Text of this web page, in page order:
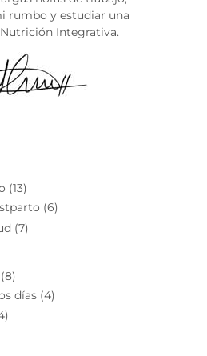
rumbo y estudiar una
Integrativa.
(13)
(6)
(7)
días(4)